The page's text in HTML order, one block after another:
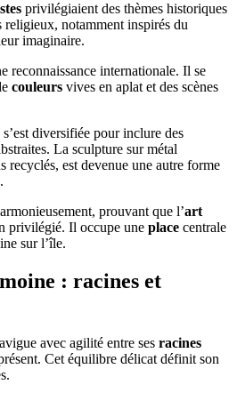
privilégiaient des thèmes historiques
religieux, notamment inspirés du
imaginaire.
reconnaissance internationale. Il se
couleurs vives en aplat et des scènes
diversifiée pour inclure des
La sculpture sur métal
recyclés, est devenue une autre forme
prouvant que l’art
privilégié. Il occupe une place centrale
sur l’île.
: racines et
avec agilité entre ses racines
Cet équilibre délicat définit son